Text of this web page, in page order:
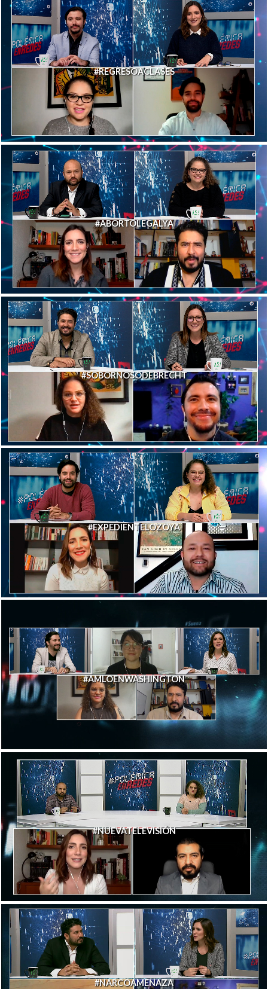
#REGRESOACLASES
#ABORTOLEGALYA
#SOBORNOSODEBRECHT
#EXPEDIENTELOZOYA
#AMLOENWASHINGTON
#NUEVATELEVISIÓN
#NARCOAMENAZA